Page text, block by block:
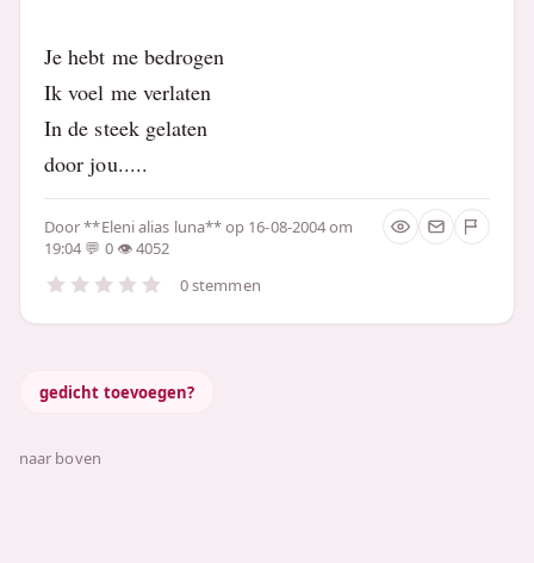
Je hebt me bedrogen
Ik voel me verlaten
In de steek gelaten
door jou.....
Door**Eleni alias luna**op 16-08-2004 om
19:04
0
4052
0 stemmen
gedicht toevoegen?
naar boven